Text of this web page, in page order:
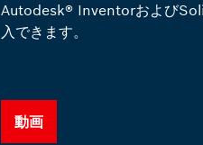
Autodesk® Inventorおよび
入できます。
動画